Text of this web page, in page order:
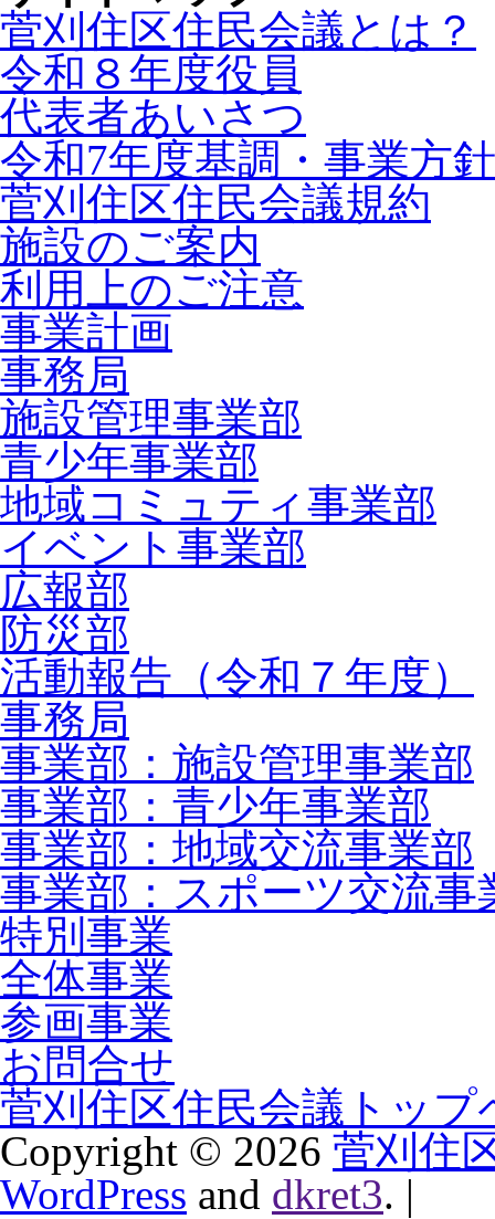
菅刈住区住民会議とは？
令和８年度役員
代表者あいさつ
令和7年度基調・事業方針
菅刈住区住民会議規約
施設のご案内
利用上のご注意
事業計画
事務局
施設管理事業部
青少年事業部
地域コミュティ事業部
イベント事業部
広報部
防災部
活動報告（令和７年度）
事務局
事業部：施設管理事業部
事業部：青少年事業部
事業部：地域交流事業部
事業部：スポーツ交流事
特別事業
全体事業
参画事業
お問合せ
菅刈住区住民会議トップ
Copyright © 2026 菅刈住
WordPress and dkret3. |